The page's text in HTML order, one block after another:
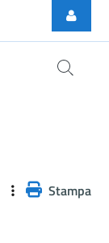
Stampa